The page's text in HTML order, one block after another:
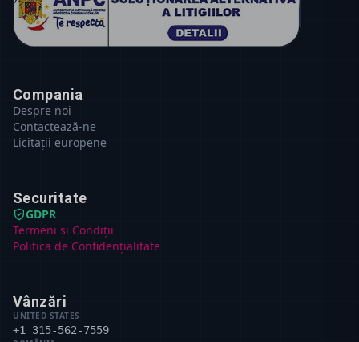
Compania
Despre noi
Contactează-ne
Licitații europene
Securitate
GDPR
Termeni și Condiții
Politica de Confidențialitate
Vânzări
UNITED STATES
+1 315-562-7559